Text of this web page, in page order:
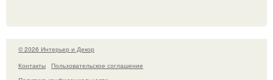
© 2026 Интерьер и Декор
Контакты
Пользовательское соглашение